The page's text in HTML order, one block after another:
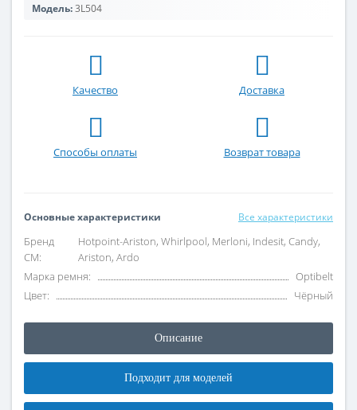
Модель:3L504
Качество Доставка
Способы оплаты Возврат товара
Основные характеристики Все характеристики
Бренд
СМ:
Hotpoint-Ariston, Whirlpool, Merloni, Indesit, Candy,
Ariston, Ardo
Марка ремня:
Optibelt
Цвет:
Чёрный
Описание
Подходит для моделей